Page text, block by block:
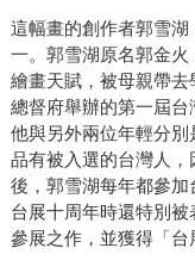
這幅畫的創作者郭雪
一。郭雪湖原名郭金火
繪畫天賦，被母親帶
總督府舉辦的第一屆
他與另外兩位年輕分
品有被入選的台灣人
後，郭雪湖每年都參
台展十周年時還特別
參展之作，並獲得「台